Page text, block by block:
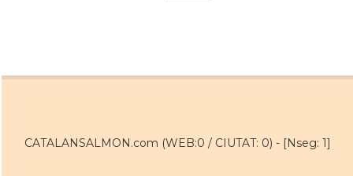
CATALANSALMON.com (WEB:0 / CIUTAT: 0) - [Nseg: 1]